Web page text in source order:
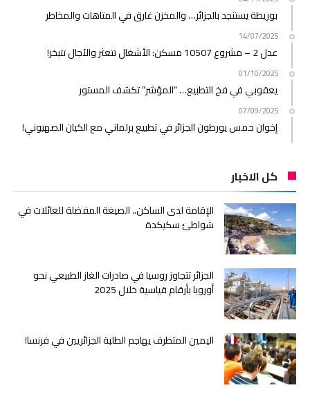
بوريطة يستنجد بالجزائر… والمخزن غارق في المتاهات والمخاطر
14/07/2025
عدل 2 – مشروع 10507 مسكن: الأشغال تتعثر والآجال تتبخر!
01/10/2025
يعقوبي في فخ التطبيع… “المؤشر” تكشف المستور
07/09/2025
إخوان حمس يورطون الجزائر في تطبيع برلماني مع الكيان الصهيوني!
كل الاخبار
الإقامة لدى الساكن.. الصيغة المفضلة للعائلات في
شواطئ سكيكدة
الجزائر تتجاوز روسيا في صادرات الغاز الطبيعي نحو
أوروبا بأرقام قياسية خلال 2025
اليمين المتطرف يهاجم الطلبة الجزائريين في فرنسا!